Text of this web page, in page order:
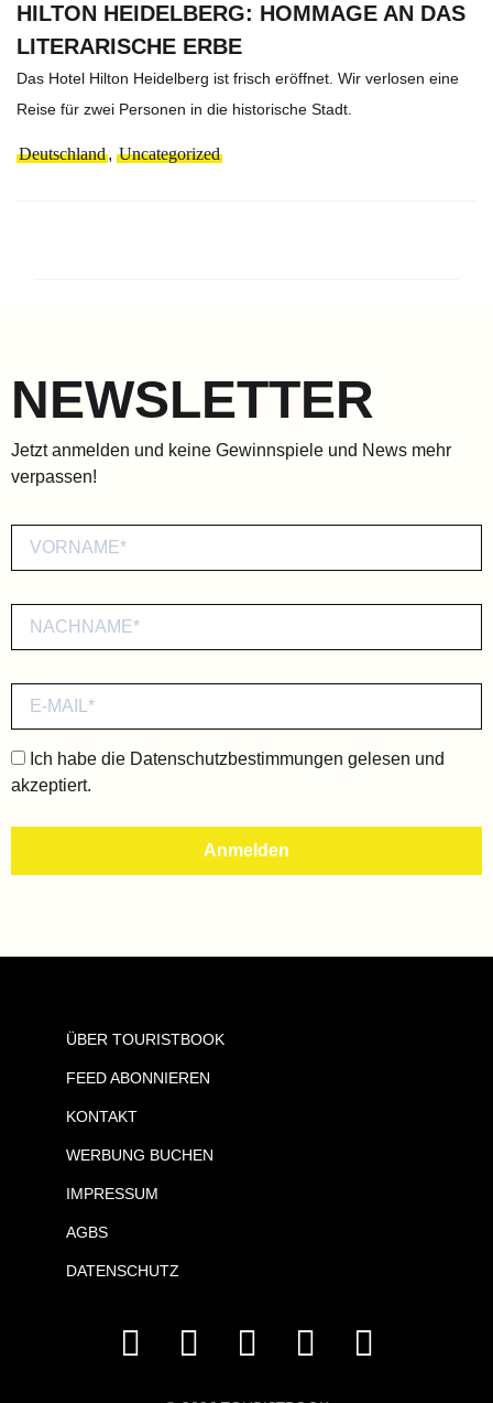
HILTON HEIDELBERG: HOMMAGE AN DAS
LITERARISCHE ERBE
Das Hotel Hilton Heidelberg ist frisch eröffnet. Wir verlosen eine
Reise für zwei Personen in die historische Stadt.
Deutschland, Uncategorized
NEWSLETTER
Jetzt anmelden und keine Gewinnspiele und News mehr
verpassen!
Ich habe die Datenschutzbestimmungen gelesen und
akzeptiert.
ÜBER TOURISTBOOK
FEED ABONNIEREN
KONTAKT
WERBUNG BUCHEN
IMPRESSUM
AGBS
DATENSCHUTZ